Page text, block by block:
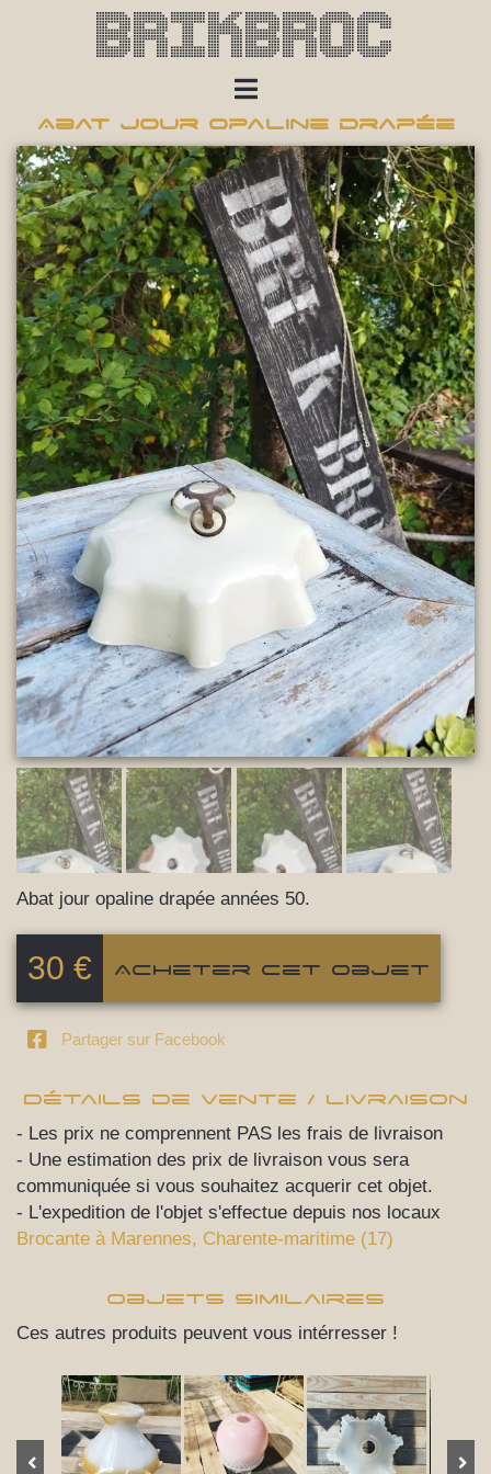
Brikbroc
Abat jour opaline drapée
Abat jour opaline drapée années 50.
30 € Acheter cet objet
Partager sur Facebook
Détails de vente / livraison
- Les prix ne comprennent PAS les frais de livraison
- Une estimation des prix de livraison vous sera
communiquée si vous souhaitez acquerir cet objet.
- L'expedition de l'objet s'effectue depuis nos locaux
Brocante à Marennes, Charente-maritime (17)
Objets Similaires
Ces autres produits peuvent vous intérresser !